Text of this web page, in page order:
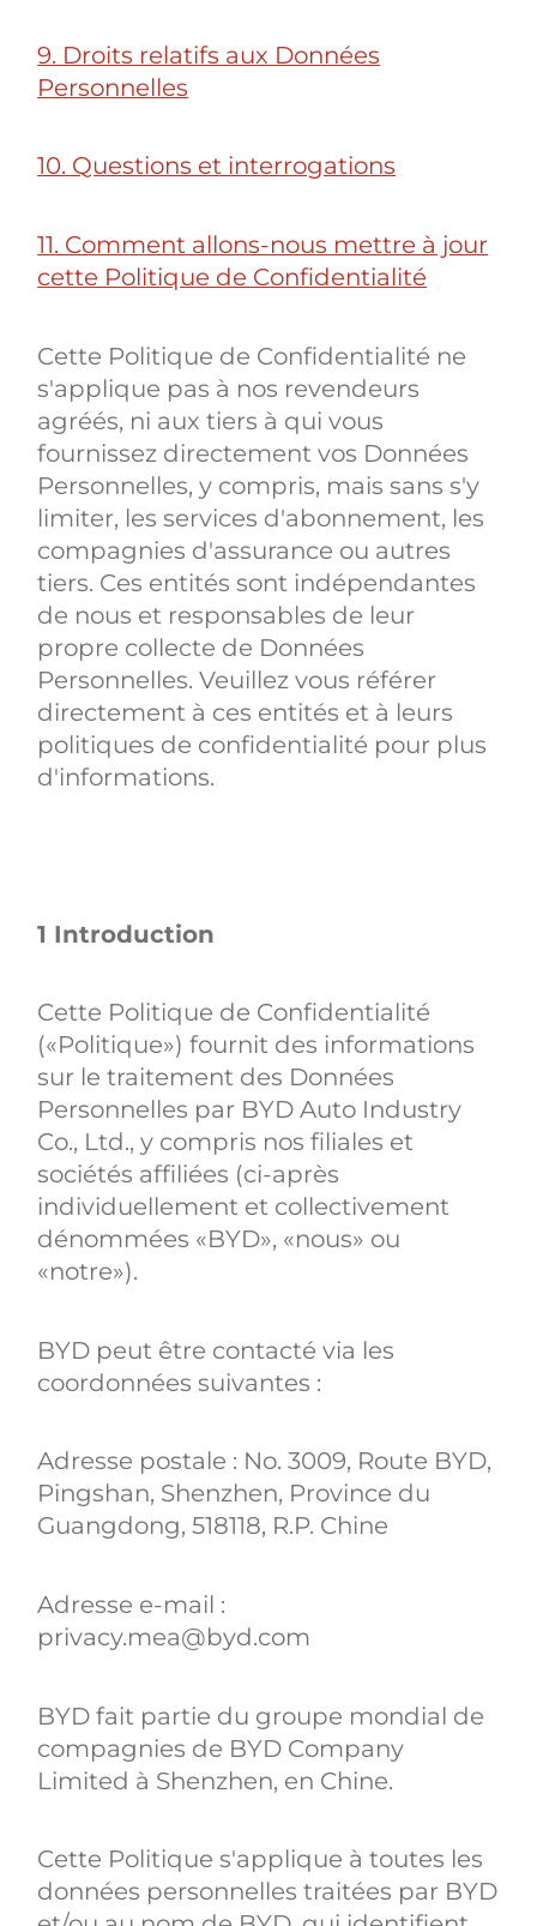
9. Droits relatifs aux Données
Personnelles
10. Questions et interrogations
11. Comment allons-nous mettre à jour
cette Politique de Confidentialité
Cette Politique de Confidentialité ne
s'applique pas à nos revendeurs
agréés, ni aux tiers à qui vous
fournissez directement vos Données
Personnelles, y compris, mais sans s'y
limiter, les services d'abonnement, les
compagnies d'assurance ou autres
tiers. Ces entités sont indépendantes
de nous et responsables de leur
propre collecte de Données
Personnelles. Veuillez vous référer
directement à ces entités et à leurs
politiques de confidentialité pour plus
d'informations.
1 Introduction
Cette Politique de Confidentialité
(«Politique») fournit des informations
sur le traitement des Données
Personnelles par BYD Auto Industry
Co., Ltd., y compris nos filiales et
sociétés affiliées (ci-après
individuellement et collectivement
dénommées «BYD», «nous» ou
«notre»).
BYD peut être contacté via les
coordonnées suivantes :
Adresse postale : No. 3009, Route BYD,
Pingshan, Shenzhen, Province du
Guangdong, 518118, R.P. Chine
Adresse e-mail :
privacy.mea@byd.com
BYD fait partie du groupe mondial de
compagnies de BYD Company
Limited à Shenzhen, en Chine.
Cette Politique s'applique à toutes les
données personnelles traitées par BYD